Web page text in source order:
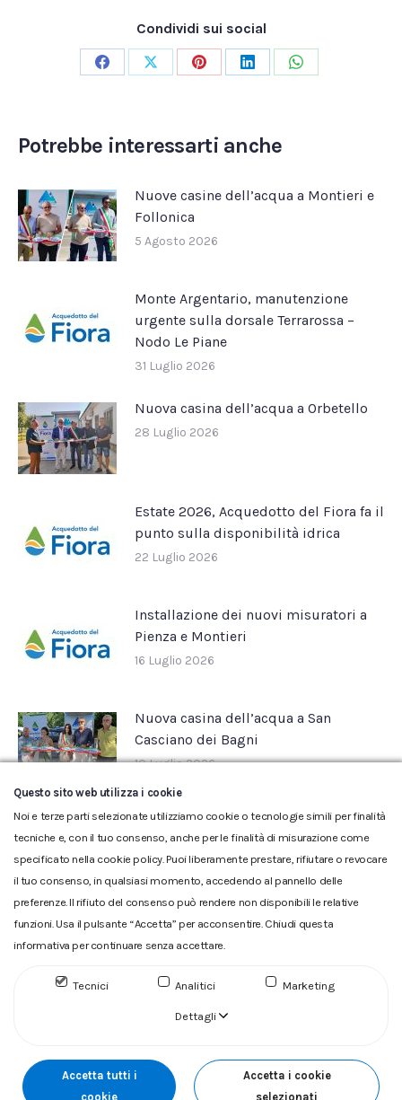
Condividi sui social
CondividiCondividiCondividiCondividiCondividi
Potrebbe interessarti anche
Nuove casine dell’acqua a Montieri e
Follonica
5 Agosto 2026
Monte Argentario, manutenzione
urgente sulla dorsale Terrarossa –
Nodo Le Piane
31 Luglio 2026
Nuova casina dell’acqua a Orbetello
28 Luglio 2026
Estate 2026, Acquedotto del Fiora fa il
punto sulla disponibilità idrica
22 Luglio 2026
Installazione dei nuovi misuratori a
Pienza e Montieri
16 Luglio 2026
Nuova casina dell’acqua a San
Casciano dei Bagni
10 Luglio 2026
Glossario|Privacy|Cookie|Reclamo
fiscale 00304790538 (P.IVA) già iscritta al n.10.029 - Capitale
Questo sito web utilizza i cookie
Noi e terze parti selezionate utilizziamo cookie o tecnologie simili per finalità
tecniche e, con il tuo consenso, anche per le finalità di misurazione come
specificato nella cookie policy. Puoi liberamente prestare, rifiutare o revocare
il tuo consenso, in qualsiasi momento, accedendo al pannello delle
preferenze. Il rifiuto del consenso può rendere non disponibili le relative
funzioni. Usa il pulsante “Accetta” per acconsentire. Chiudi questa
informativa per continuare senza accettare.
Tecnici Analitici Marketing
Dettagli
Accetta tutti i
cookie
Accetta i cookie
selezionati